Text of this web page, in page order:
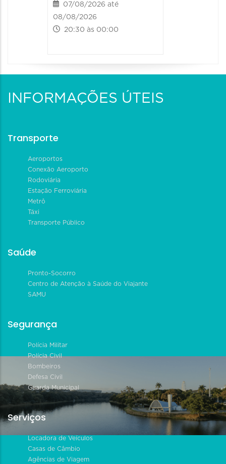
07/08/2026 até
08/08/2026
20:30 às 00:00
INFORMAÇÕES ÚTEIS
Transporte
Aeroportos
Conexão Aeroporto
Rodoviária
Estação Ferroviária
Metrô
Táxi
Transporte Público
Saúde
Pronto-Socorro
Centro de Atenção à Saúde do Viajante
SAMU
Segurança
Polícia Militar
Polícia Civil
Bombeiros
Defesa Civil
Guarda Municipal
Serviços
Locadora de Veículos
Casas de Câmbio
Agências de Viagem